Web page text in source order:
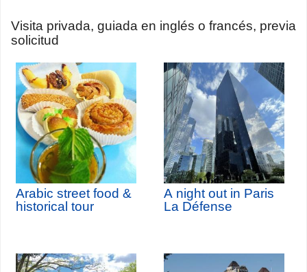
Visita privada, guiada en inglés o francés, previa
solicitud
Arabic street food &
historical tour
A night out in Paris
La Défense